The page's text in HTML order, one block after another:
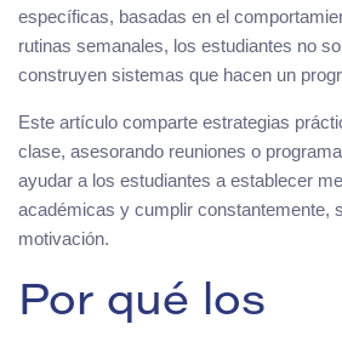
específicas, basadas en el
rutinas semanales, los estudiantes no
construyen sistemas que hacen un
Este artículo comparte estrategias
clase, asesorando reuniones o
ayudar a los estudiantes a establecer
académicas y cumplir constantemente,
motivación.
Por qué los